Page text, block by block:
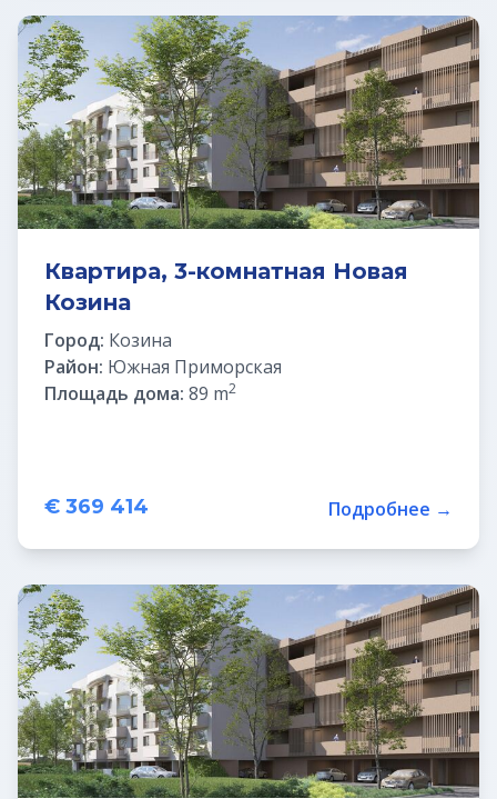
Квартира, 3-комнатная Новая
Козина
Город: Козина
Район: Южная Приморская
Площадь дома: 89 m2
€ 369 414 Подробнее →